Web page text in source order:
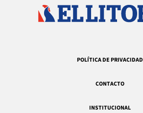
POLÍTICA DE PRIVACIDAD
CONTACTO
INSTITUCIONAL